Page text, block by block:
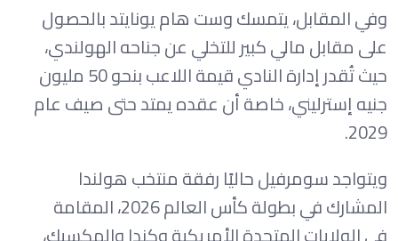
وفي المقابل، يتمسك وست هام يونايتد بالحصول
على مقابل مالي كبير للتخلي عن جناحه الهولندي،
حيث تُقدر إدارة النادي قيمة اللاعب بنحو 50 مليون
جنيه إسترليني، خاصة أن عقده يمتد حتى صيف عام
2029.
ويتواجد سومرفيل حاليًا رفقة منتخب هولندا
المشارك في بطولة كأس العالم 2026، المقامة